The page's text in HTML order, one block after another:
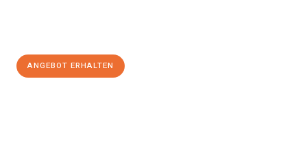
ANGEBOT ERHALTEN